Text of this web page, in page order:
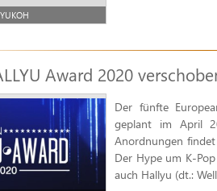
Award 2020
Der fünfte
geplant im April
Anordnungen
Der Hype um K-
auch Hallyu (dt.: